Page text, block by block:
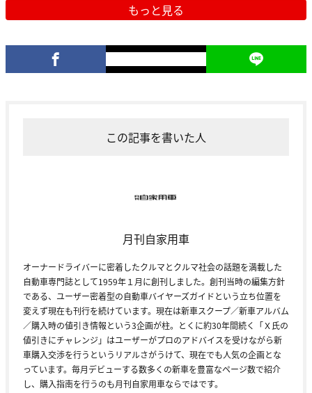
もっと見る
この記事を書いた人
月刊自家用車
オーナードライバーに密着したクルマとクルマ社会の話題を満載した
自動車専門誌として1959年１月に創刊しました。創刊当時の編集方針
である、ユーザー密着型の自動車バイヤーズガイドという立ち位置を
変えず現在も刊行を続けています。現在は新車スクープ／新車アルバム
／購入時の値引き情報という3企画が柱。とくに約30年間続く「Ｘ氏の
値引きにチャレンジ」はユーザーがプロのアドバイスを受けながら新
車購入交渉を行うというリアルさがうけて、現在でも人気の企画とな
っています。毎月デビューする数多くの新車を豊富なページ数で紹介
し、購入指南を行うのも月刊自家用車ならではです。